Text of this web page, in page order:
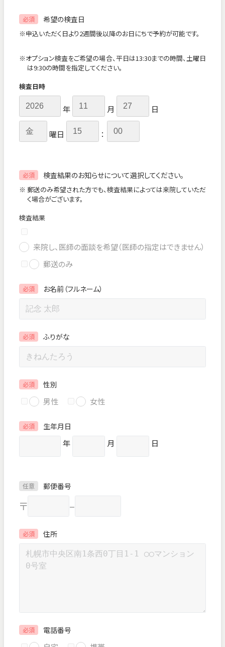
必須 希望の検査日
※申込いただく日より2週間後以降のお日にちで予約が可能です。
※オプション検査をご希望の場合、平日は13:30までの時間、土曜日
は9:30の時間を指定してください。
検査日時
年 月 日
曜日 ：
必須 検査結果のお知らせについて選択してください。
※ 郵送のみ希望された方でも、検査結果によっては来院していただ
く場合がございます。
検査結果
来院し、医師の面談を希望（医師の指定はできません）
郵送のみ
必須 お名前（フルネーム）
必須 ふりがな
必須 性別
男性 女性
必須 生年月日
年 月 日
任意 郵便番号
〒 –
必須 住所
必須 電話番号